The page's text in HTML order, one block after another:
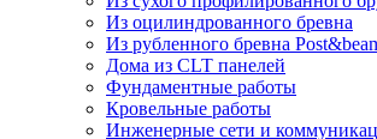
Из оцилиндрованного бревна
Из рубленного бревна
Дома из CLT панелей
Фундаментные работы
Кровельные работы
Инженерные сети и